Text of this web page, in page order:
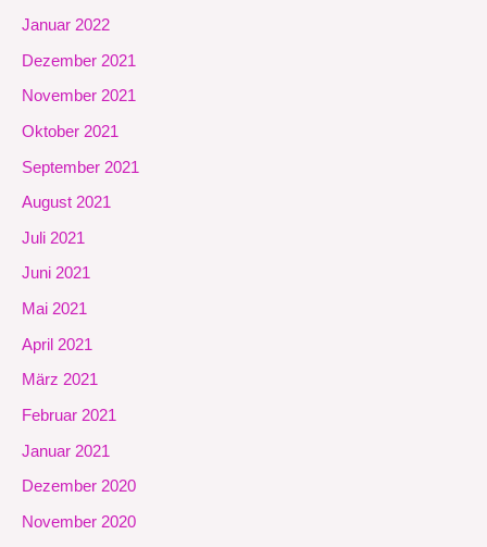
Januar 2022
Dezember 2021
November 2021
Oktober 2021
September 2021
August 2021
Juli 2021
Juni 2021
Mai 2021
April 2021
März 2021
Februar 2021
Januar 2021
Dezember 2020
November 2020